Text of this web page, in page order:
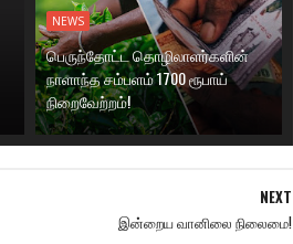
NEWS
பெருந்தோட்ட தொழிலாளர்களின்
நாளாந்த சம்பளம் 1700 ரூபாய்
நிறைவேற்றம்!
NEXT
இன்றைய வானிலை நிலைமை!